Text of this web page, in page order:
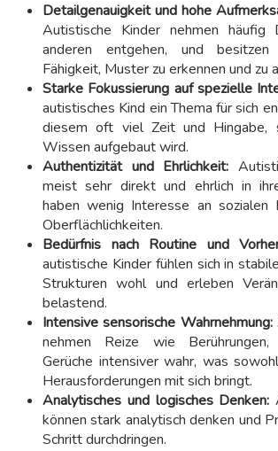
Detailgenauigkeit und hohe
Autistische Kinder nehmen häufig
anderen entgehen, und
Fähigkeit, Muster zu erkennen und zu
Starke Fokussierung auf spezielle
autistisches Kind ein Thema für sich
diesem oft viel Zeit und Hingabe,
Wissen aufgebaut wird.
Authentizität und Ehrlichkeit:
meist sehr direkt und ehrlich in
haben wenig Interesse an sozialen
Oberflächlichkeiten.
Bedürfnis nach Routine und
autistische Kinder fühlen sich in
Strukturen wohl und erleben
belastend.
Intensive sensorische Wahrnehmung:
nehmen Reize wie
Gerüche intensiver wahr, was
Herausforderungen mit sich bringt.
Analytisches und logisches Denken:
können stark analytisch denken und
Schritt durchdringen.